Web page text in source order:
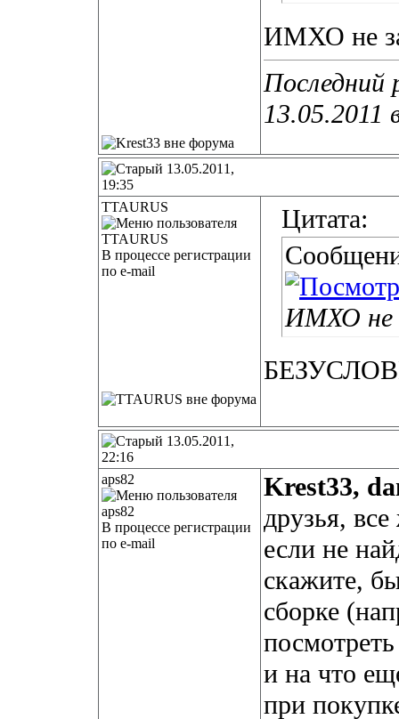
ИМХО не
Последний
13.05.2011
13.05.2011,
19:35
TTAURUS
В процессе регистрации
по e-mail
Цитата:
ИМХО не
13.05.2011,
22:16
aps82
В процессе регистрации
по e-mail
Krest33,
друзья,
если не
скажите,
сборке
и на что
при